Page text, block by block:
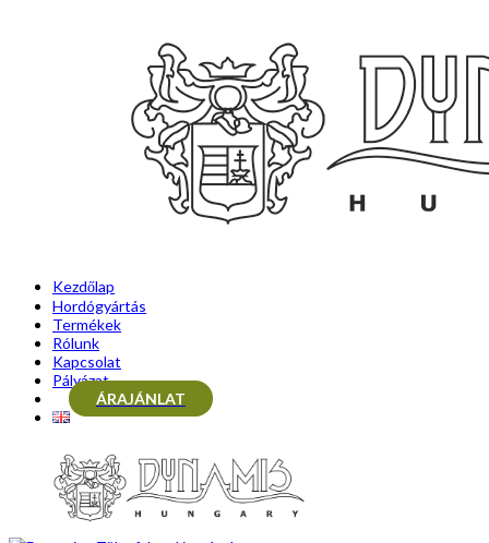
Kezdőlap
Hordógyártás
Termékek
Rólunk
Kapcsolat
Pályázat
ÁRAJÁNLAT